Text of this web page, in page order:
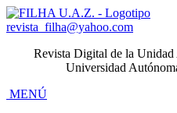
revista_filha@yahoo.com
Revista Digital de la Unidad
Universidad
MENÚ